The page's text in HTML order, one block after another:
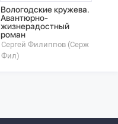
Вологодские кружева.
Авантюрно-
жизнерадостный
роман
Сергей Филиппов (Серж
Фил)